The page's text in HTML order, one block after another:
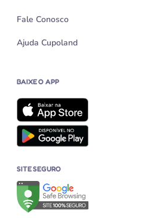
Fale Conosco
Ajuda Cupoland
BAIXE O APP
SITE SEGURO
Verificação de site seguro